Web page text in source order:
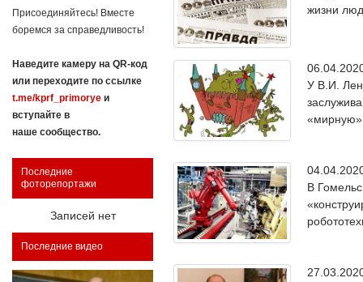
Присоединяйтесь! Вместе
боремся за справедливость!
Наведите камеру на QR-код
или переходите по ссылке
t.me/kprf_primorye и
вступайте в
наше сообщество.
Последние
фоторепортажи
Записей нет
Последние видео
жизни
У В.И.
В